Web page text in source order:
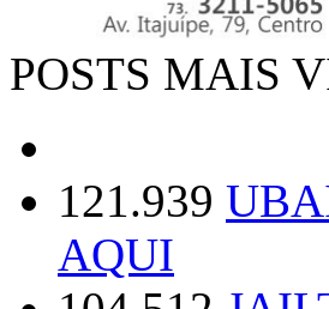
POSTS MAIS
121.939
AQUI